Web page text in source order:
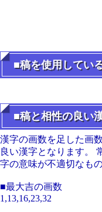
■稿を使用してい
■稿と相性の良い
漢字の画数を足した画
良い漢字となります。
字の意味が不適切なも
■最大吉の画数
1,13,16,23,32